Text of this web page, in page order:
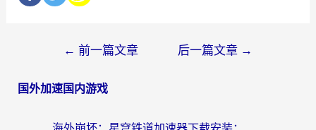
← 前一篇文章 后一篇文章 →
国外加速国内游戏